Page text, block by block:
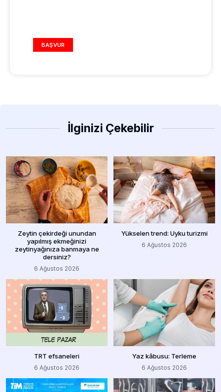
BAŞVUR
İlginizi Çekebilir
Zeytin çekirdeği unundan
yapılmış ekmeğinizi
zeytinyağınıza banmaya ne
dersiniz?
6 Ağustos 2026
Yükselen trend: Uyku turizmi
6 Ağustos 2026
TRT efsaneleri
6 Ağustos 2026
Yaz kâbusu: Terleme
6 Ağustos 2026